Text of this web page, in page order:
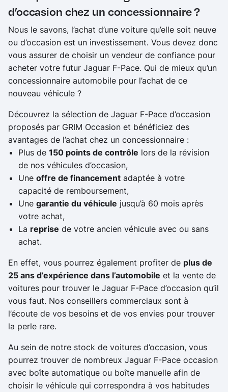
d’occasion chez un concessionnaire ?
Nous le savons, l’achat d’une voiture qu’elle soit neuve
ou d’occasion est un investissement. Vous devez donc
vous assurer de choisir un vendeur de confiance pour
acheter votre futur Jaguar F-Pace. Qui de mieux qu’un
concessionnaire automobile pour l’achat de ce
nouveau véhicule ?
Découvrez la sélection de Jaguar F-Pace d’occasion
proposés par GRIM Occasion et bénéficiez des
avantages de l’achat chez un concessionnaire :
Plus de 150 points de contrôle lors de la révision
de nos véhicules d’occasion,
Une offre de financement adaptée à votre
capacité de remboursement,
Une garantie du véhicule jusqu’à 60 mois après
votre achat,
La reprise de votre ancien véhicule avec ou sans
achat.
En effet, vous pourrez également profiter de plus de
25 ans d’expérience dans l’automobile et la vente de
voitures pour trouver le Jaguar F-Pace d’occasion qu’il
vous faut. Nos conseillers commerciaux sont à
l’écoute de vos besoins et de vos envies pour trouver
la perle rare.
Au sein de notre stock de voitures d’occasion, vous
pourrez trouver de nombreux Jaguar F-Pace occasion
avec boîte automatique ou boîte manuelle afin de
choisir le véhicule qui correspondra à vos habitudes